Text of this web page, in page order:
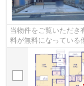
当物件をご覧いただき
料が無料になっている
せて頂きますのでお気